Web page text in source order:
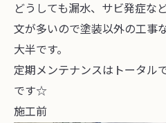
どうしても漏水、サビ発症な
文が多いので塗装以外の工事
大半です。
定期メンテナンスはトータル
です☆
施工前